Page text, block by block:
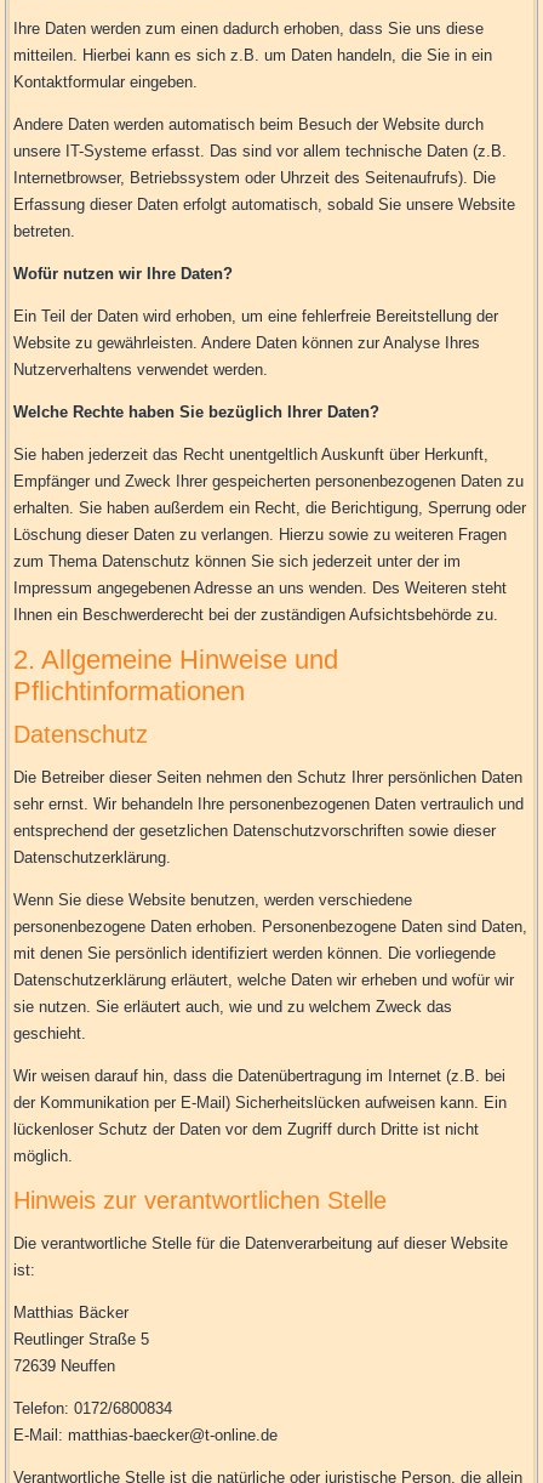
Ihre Daten werden zum einen dadurch erhoben, dass Sie uns diese
mitteilen. Hierbei kann es sich z.B. um Daten handeln, die Sie in ein
Kontaktformular eingeben.
Andere Daten werden automatisch beim Besuch der Website durch
unsere IT-Systeme erfasst. Das sind vor allem technische Daten (z.B.
Internetbrowser, Betriebssystem oder Uhrzeit des Seitenaufrufs). Die
Erfassung dieser Daten erfolgt automatisch, sobald Sie unsere Website
betreten.
Wofür nutzen wir Ihre Daten?
Ein Teil der Daten wird erhoben, um eine fehlerfreie Bereitstellung der
Website zu gewährleisten. Andere Daten können zur Analyse Ihres
Nutzerverhaltens verwendet werden.
Welche Rechte haben Sie bezüglich Ihrer Daten?
Sie haben jederzeit das Recht unentgeltlich Auskunft über Herkunft,
Empfänger und Zweck Ihrer gespeicherten personenbezogenen Daten zu
erhalten. Sie haben außerdem ein Recht, die Berichtigung, Sperrung oder
Löschung dieser Daten zu verlangen. Hierzu sowie zu weiteren Fragen
zum Thema Datenschutz können Sie sich jederzeit unter der im
Impressum angegebenen Adresse an uns wenden. Des Weiteren steht
Ihnen ein Beschwerderecht bei der zuständigen Aufsichtsbehörde zu.
2. Allgemeine Hinweise und
Pflichtinformationen
Datenschutz
Die Betreiber dieser Seiten nehmen den Schutz Ihrer persönlichen Daten
sehr ernst. Wir behandeln Ihre personenbezogenen Daten vertraulich und
entsprechend der gesetzlichen Datenschutzvorschriften sowie dieser
Datenschutzerklärung.
Wenn Sie diese Website benutzen, werden verschiedene
personenbezogene Daten erhoben. Personenbezogene Daten sind Daten,
mit denen Sie persönlich identifiziert werden können. Die vorliegende
Datenschutzerklärung erläutert, welche Daten wir erheben und wofür wir
sie nutzen. Sie erläutert auch, wie und zu welchem Zweck das
geschieht.
Wir weisen darauf hin, dass die Datenübertragung im Internet (z.B. bei
der Kommunikation per E-Mail) Sicherheitslücken aufweisen kann. Ein
lückenloser Schutz der Daten vor dem Zugriff durch Dritte ist nicht
möglich.
Hinweis zur verantwortlichen Stelle
Die verantwortliche Stelle für die Datenverarbeitung auf dieser Website
ist:
Matthias Bäcker
Reutlinger Straße 5
72639 Neuffen
Telefon: 0172/6800834
E-Mail: matthias-baecker@t-online.de
Verantwortliche Stelle ist die natürliche oder juristische Person, die allein